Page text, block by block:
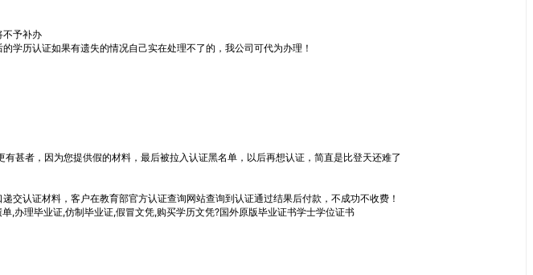
予补办
历认证如果有遗失的情况自己实在处理不了的，我公司可代为办理！
甚者，因为您提供假的材料，最后被拉入认证黑名单，以后再想认证，简直是比登天还难了
认证材料，客户在教育部官方认证查询网站查询到认证通过结果后付款，不成功不收费！
,办理毕业证,仿制毕业证,假冒文凭,购买学历文凭?国外原版毕业证书学士学位证书